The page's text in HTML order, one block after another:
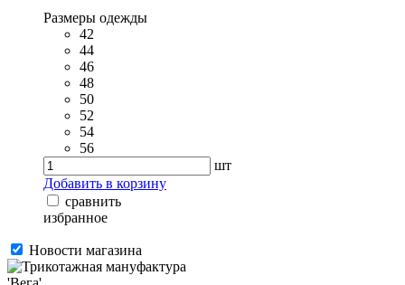
Размеры одежды
42
44
46
48
50
52
54
56
шт
Добавить в корзину
сравнить
избранное
Новости магазина